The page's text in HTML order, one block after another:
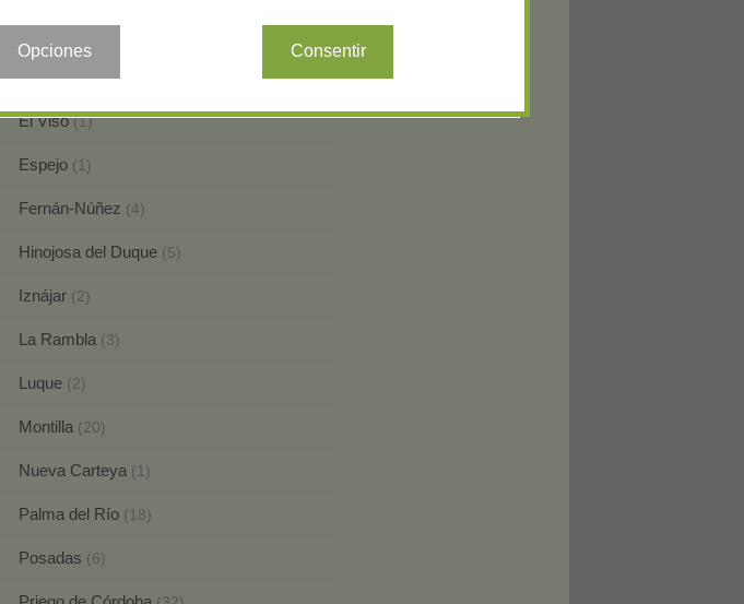
Opciones Consentir
Doña Mencía(1)
El Viso(1)
Espejo (1)
Fernán-Núñez (4)
Hinojosa del Duque (5)
Iznájar (2)
La Rambla (3)
Luque (2)
Montilla (20)
Nueva Carteya (1)
Palma del Río (18)
Posadas (6)